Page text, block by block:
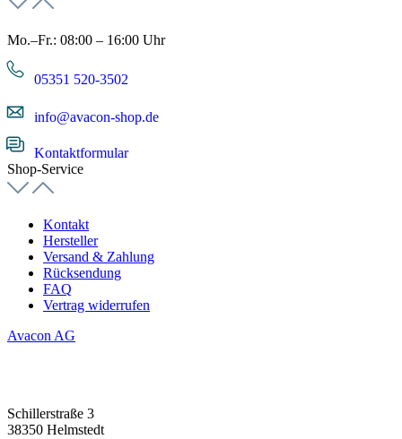
Mo.–Fr.: 08:00 – 16:00 Uhr
05351 520-3502
info@avacon-shop.de
Kontaktformular
Shop-Service
Kontakt
Hersteller
Versand & Zahlung
Rücksendung
FAQ
Vertrag widerrufen
Avacon AG
Schillerstraße 3
38350 Helmstedt